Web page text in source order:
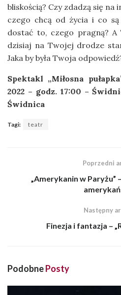
bliskością? Czy zdadzą się na
czego chcą od życia i co
dostać to, czego pragną? A
dzisiaj na Twojej drodze
Jaka by była Twoja
Spektakl „Miłosna
2022 – godz. 17:00 –
Świdnica
Tagi: teatr
Poprzedni
„Amerykanin w Paryżu”
Następny
Finezja i fantazja –
PodobnePosty